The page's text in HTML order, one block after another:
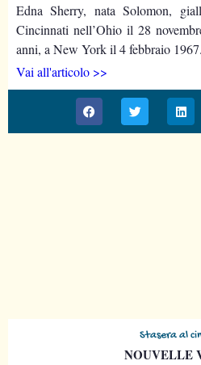
Edna Sherry, nata Solomon,
Cincinnati nell’Ohio il 28
anni, a New York il 4 febbraio
Vai all'articolo >>
Stasera al
NOUVELLE